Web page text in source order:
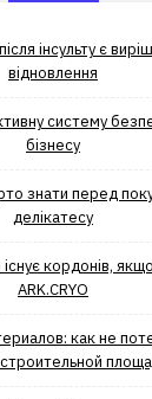
інсульту є
відновлення
систему
бізнесу
знати перед
делікатесу
кордонів,
ARK.CRYO
как не